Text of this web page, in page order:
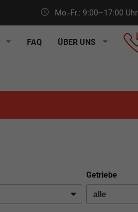
Mo.-Fr.: 9:00–17:00 Uhr
FAQ ÜBER UNS
Getriebe